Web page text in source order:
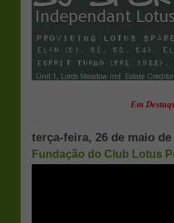
Em Destaque:
terça-feira, 26 de maio de
Fundação do Club Lotus